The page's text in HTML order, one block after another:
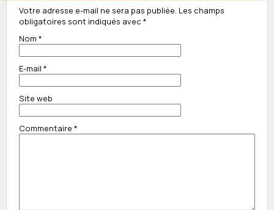
Votre adresse e-mail ne sera pas publiée. Les champs
obligatoires sont indiqués avec *
Nom *
E-mail *
Site web
Commentaire *